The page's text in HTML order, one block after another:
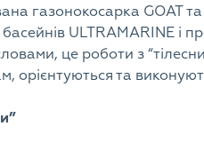
газонокосарка GOAT
ULTRAMARINE і
це роботи з
орієнтуються та